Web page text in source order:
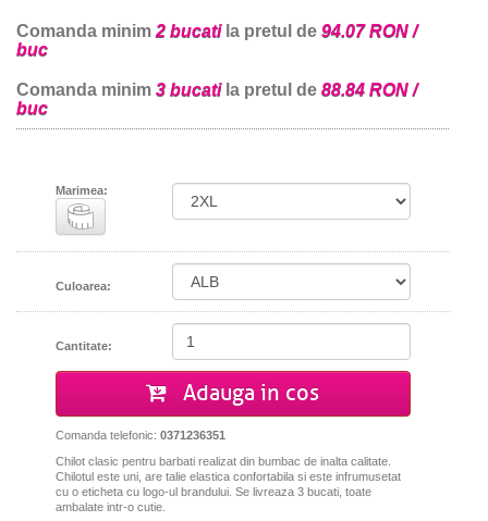
Comanda minim 2 bucatila pretul de 94.07 RON /
buc
Comanda minim 3 bucatila pretul de 88.84 RON /
buc
Marimea:
Culoarea:
Cantitate:
Adauga in cos
Comanda telefonic: 0371236351
Chilot clasic pentru barbati realizat din bumbac de inalta calitate.
Chilotul este uni, are talie elastica confortabila si este infrumusetat
cu o eticheta cu logo-ul brandului. Se livreaza 3 bucati, toate
ambalate intr-o cutie.